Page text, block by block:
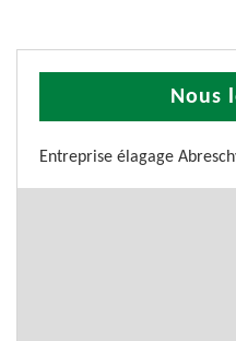
Nous
Entreprise élagage